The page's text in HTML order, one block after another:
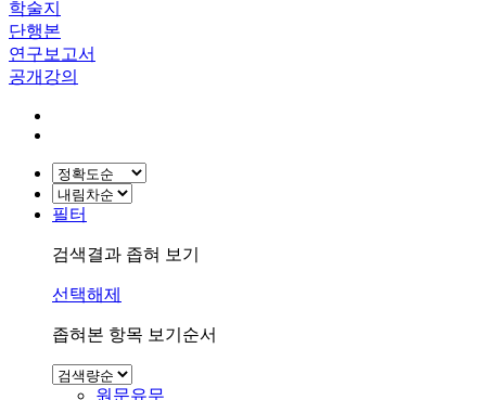
학술지
단행본
연구보고서
공개강의
필터
검색결과 좁혀 보기
선택해제
좁혀본 항목 보기순서
원문유무